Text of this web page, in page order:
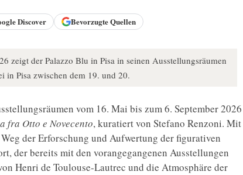
Discover Bevorzugte Quellen
zeigt der Palazzo Blu in Pisa in seinen Ausstellungsräumen
Pisa zwischen dem 19. und 20.
vom 16. Mai bis zum 6. September 2026
Otto e Novecento, kuratiert von Stefano Renzoni. Mit
der Erforschung und Aufwertung der figurativen
der bereits mit den vorangegangenen Ausstellungen
Henri de Toulouse-Lautrec und die Atmosphäre der